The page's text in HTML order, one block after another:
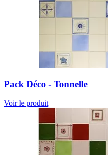
Pack Déco - Tonnelle
Voir le produit